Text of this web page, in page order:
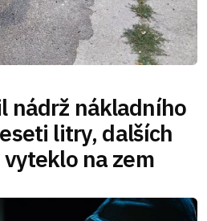
nádrž nákladního
litry, dalších
na zem